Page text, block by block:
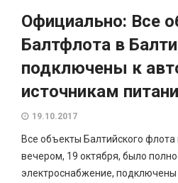
Официально: Все
Балтфлота в
подключены к
источникам
19.10.2017
Все объекты Балтийского флота
вечером, 19 октября, было
электроснабжение,